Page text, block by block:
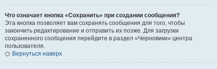
Что означает кнопка «Сохранить» при создании сообщения?
Эта кнопка позволяет вам сохранять сообщения для того, чтобы
закончить редактирование и отправить их позже. Для загрузки
сохраненного сообщения перейдите в раздел «Черновики» центра
пользователя.
Вернуться наверх